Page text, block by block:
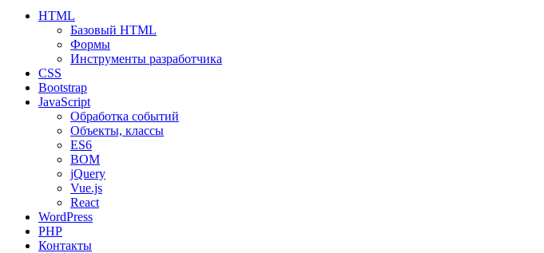
HTML
Базовый HTML
Формы
Инструменты разработчика
CSS
Bootstrap
JavaScript
Обработка событий
Объекты, классы
ES6
BOM
jQuery
Vue.js
React
WordPress
PHP
Контакты